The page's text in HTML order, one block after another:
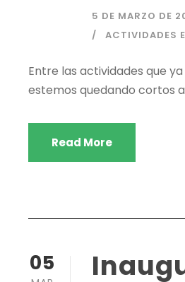
5 DE MARZO DE
ACTIVIDADES
Entre las actividades que
estemos quedando cortos
Read More
05